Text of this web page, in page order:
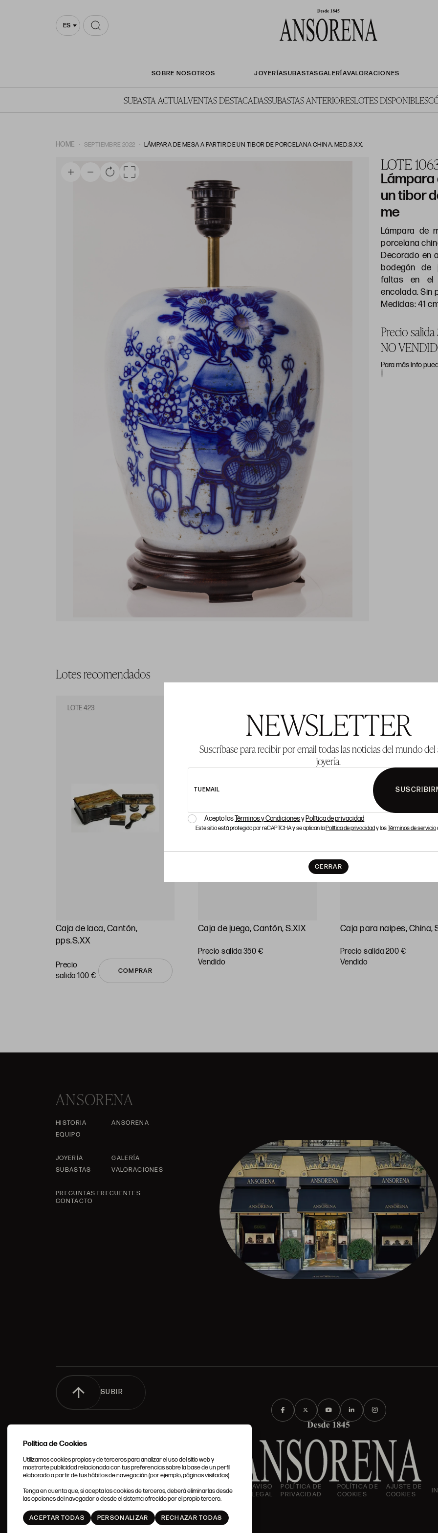
NEWSLETTER
Suscríbase para recibir por email todas las noticias del mundo
joyería.
TU EMAIL
Acepto losTérminos y Condicionesy Política de privacidad
Este sitio está protegido por reCAPTCHA y se aplican laPolítica de privacidady losTérminos de servicio
CERRAR
ES
SOBRE NOSOTROS JOYERÍASUBASTASGALERÍAVALORACIONES
SUBASTA ACTUALVENTAS DESTACADASSUBASTAS ANTERIORESLOTES DISPONIBLES
HOME SEPTIEMBRE 2022 LÁMPARA DE MESA A PARTIR DE UN TIBOR DE PORCELANA CHINA, MED.S.XX,
LOTE
un tibor
me
Lámpara de
porcelana
Decorado en
bodegón de
faltas en el
encolada. Sin
Medidas: 41
Precio
NO
Para más info
Lotes recomendados
LOTE 423
Caja de laca, Cantón,
pps.S.XX
Precio
salida 100 €
COMPRAR
Caja de juego, Cantón, S.XIX
Precio salida 350 €
vendido
Caja para naipes, China,
Precio salida 200 €
vendido
ANSORENA
HISTORIA
ANSORENA
EQUIPO
JOYERÍA
GALERÍA
SUBASTAS
VALORACIONES
PREGUNTAS FRECUENTES
CONTACTO
SUBIR
GENERALES
AVISO
LEGAL
POLÍTICA DE
PRIVACIDAD
POLÍTICA DE
COOKIES
AJUSTE DE
COOKIES
Política de Cookies
Utilizamos cookies propias y de terceros para analizar el uso del sitio web y
mostrarte publicidad relacionada con tus preferencias sobre la base de un perfil
elaborado a partir de tus hábitos de navegación (por ejemplo, páginas visitadas).
Tenga en cuenta que, si acepta las cookies de terceros, deberá eliminarlas desde
las opciones del navegador o desde el sistema ofrecido por el propio tercero.
ACEPTAR TODAS PERSONALIZAR RECHAZAR TODAS